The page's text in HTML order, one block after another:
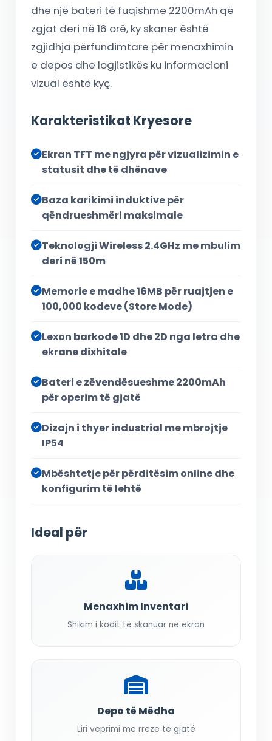
dhe një bateri të fuqishme 2200mAh që
zgjat deri në 16 orë, ky skaner është
zgjidhja përfundimtare për menaxhimin
e depos dhe logjistikës ku informacioni
vizual është kyç.
Karakteristikat Kryesore
Ekran TFT me ngjyra për vizualizimin e
statusit dhe të dhënave
Baza karikimi induktive për
qëndrueshmëri maksimale
Teknologji Wireless 2.4GHz me mbulim
deri në 150m
Memorie e madhe 16MB për ruajtjen e
100,000 kodeve (Store Mode)
Lexon barkode 1D dhe 2D nga letra dhe
ekrane dixhitale
Bateri e zëvendësueshme 2200mAh
për operim të gjatë
Dizajn i thyer industrial me mbrojtje
IP54
Mbështetje për përditësim online dhe
konfigurim të lehtë
Ideal për
Menaxhim Inventari
Shikim i kodit të skanuar në ekran
Depo të Mëdha
Liri veprimi me rreze të gjatë